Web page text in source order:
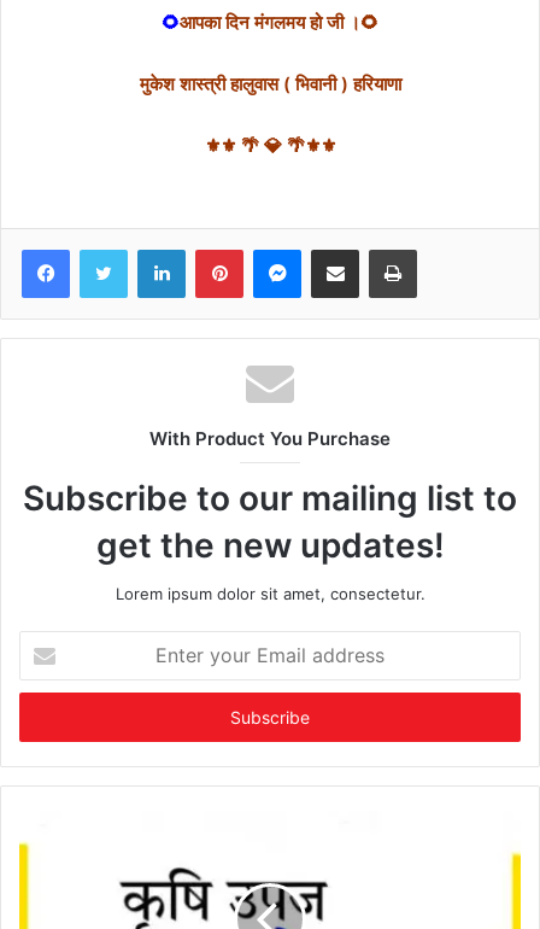
🌻आपका दिन मंगलमय हो जी ।🌻
मुकेश शास्त्री हालुवास ( भिवानी ) हरियाणा
⚜⚜ 🌴 💎 🌴⚜⚜
FacebookTwitter LinkedInPinterestMessenger
Share via Email Print
With Product You Purchase
Subscribe to our mailing list to
get the new updates!
Lorem ipsum dolor sit amet, consectetur.
your
Email